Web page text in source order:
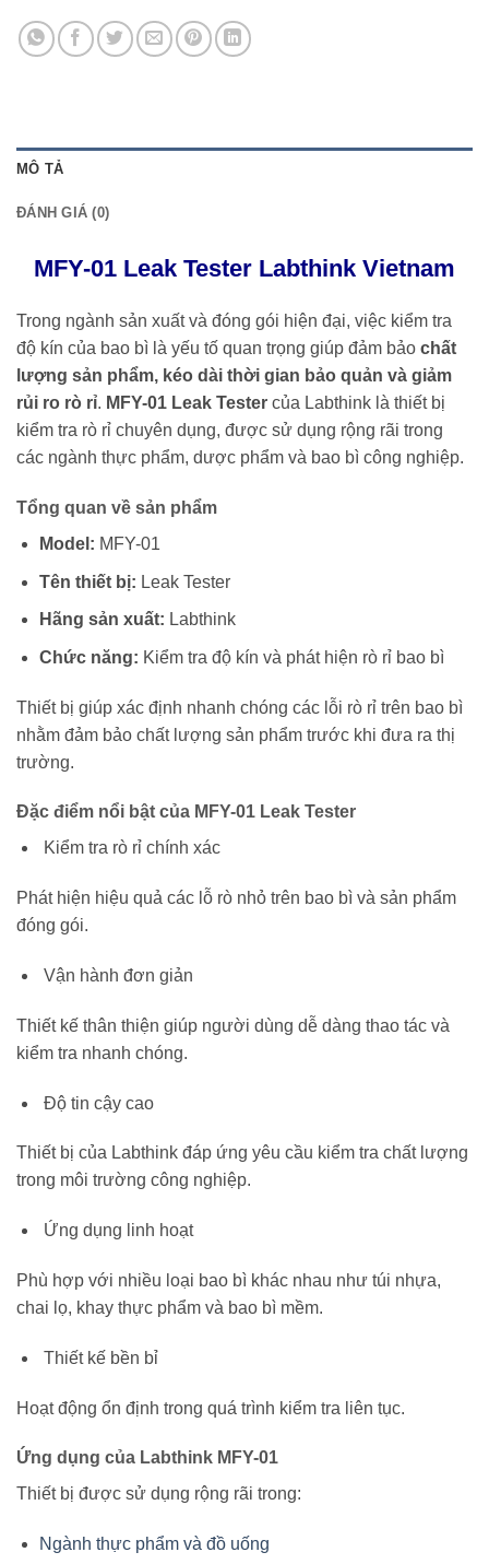
MÔ TẢ
ĐÁNH GIÁ (0)
MFY-01 Leak Tester Labthink Vietnam
Trong ngành sản xuất và đóng gói hiện đại, việc kiểm tra
độ kín của bao bì là yếu tố quan trọng giúp đảm bảo chất
lượng sản phẩm, kéo dài thời gian bảo quản và giảm
rủi ro rò rỉ. MFY-01 Leak Tester của Labthink là thiết bị
kiểm tra rò rỉ chuyên dụng, được sử dụng rộng rãi trong
các ngành thực phẩm, dược phẩm và bao bì công nghiệp.
Tổng quan về sản phẩm
Model: MFY-01
Tên thiết bị: Leak Tester
Hãng sản xuất: Labthink
Chức năng: Kiểm tra độ kín và phát hiện rò rỉ bao bì
Thiết bị giúp xác định nhanh chóng các lỗi rò rỉ trên bao bì
nhằm đảm bảo chất lượng sản phẩm trước khi đưa ra thị
trường.
Đặc điểm nổi bật của MFY-01 Leak Tester
Kiểm tra rò rỉ chính xác
Phát hiện hiệu quả các lỗ rò nhỏ trên bao bì và sản phẩm
đóng gói.
Vận hành đơn giản
Thiết kế thân thiện giúp người dùng dễ dàng thao tác và
kiểm tra nhanh chóng.
Độ tin cậy cao
Thiết bị của Labthink đáp ứng yêu cầu kiểm tra chất lượng
trong môi trường công nghiệp.
Ứng dụng linh hoạt
Phù hợp với nhiều loại bao bì khác nhau như túi nhựa,
chai lọ, khay thực phẩm và bao bì mềm.
Thiết kế bền bỉ
Hoạt động ổn định trong quá trình kiểm tra liên tục.
Ứng dụng của Labthink MFY-01
Thiết bị được sử dụng rộng rãi trong:
Ngành thực phẩm và đồ uống